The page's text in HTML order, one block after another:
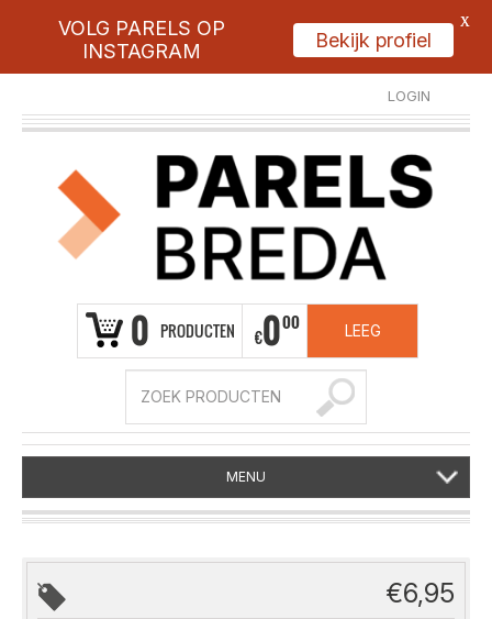
LOGIN
REGISTREER
0 PRODUCTEN €000 LEEG
MENU
€6,95
VOLG PARELS OP
INSTAGRAM
Bekijk profiel
X